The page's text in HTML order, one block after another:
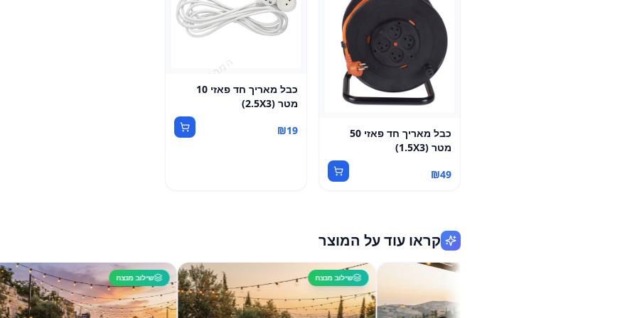
כבל מאריך חד פאזי 50
מטר (1.5X3)
₪49
כבל מאריך חד פאזי 10
מטר (2.5X3)
₪19
קראו עוד על המוצר
שילוב מנצח שילוב מנצח